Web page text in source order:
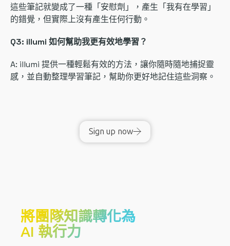
這些筆記就變成了一種「安慰劑」，產生「我有在學習」
的錯覺，但實際上沒有產生任何行動。
Q3: illumi 如何幫助我更有效地學習？
A: illumi 提供一種輕鬆有效的方法，讓你隨時隨地捕捉靈
感，並自動整理學習筆記，幫助你更好地記住這些洞察。
Sign up now
將團隊知識轉化為
AI 執行力